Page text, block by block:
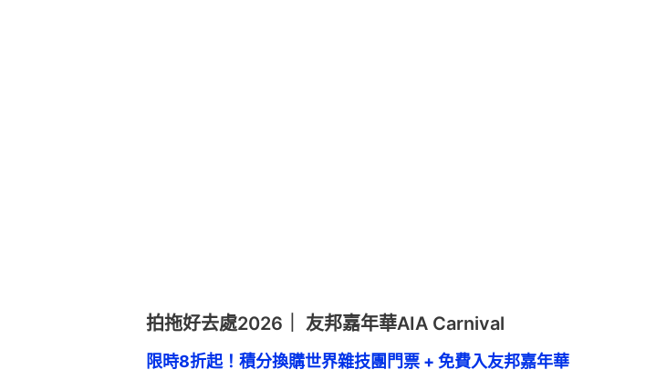
拍拖好去處2026｜ 友邦嘉年華AIA Carnival
限時8折起！積分換購世界雜技團門票 + 免費入友邦嘉年華